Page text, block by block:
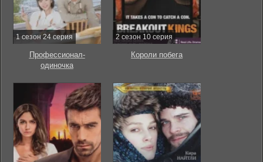
1 сезон 24 серия
Профессионал-
одиночка
2 сезон 10 серия
Короли побега